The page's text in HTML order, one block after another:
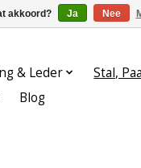
& Leder Stal,
Blog
akkoord? Ja Nee